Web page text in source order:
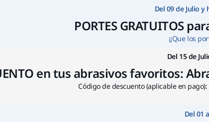
Del 09 de Julio
PORTES GRATUITOS
¡¡Que los
Del 15 de
en tus abrasivos favoritos:
Código de descuento (aplicable en pago):
Del 01